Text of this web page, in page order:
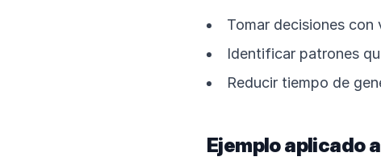
Tomar decisiones
Identificar patrones
Reducir tiempo de
Ejemplo aplicado